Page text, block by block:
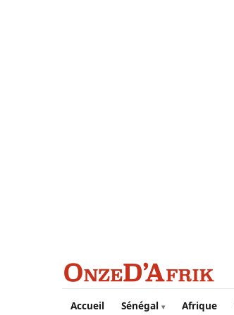
Aller au contenu principal
Accueil Sénégal Afrique